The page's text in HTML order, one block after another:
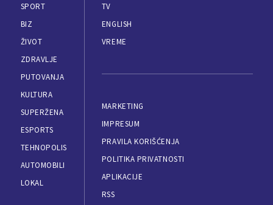
SPORT
BIZ
ŽIVOT
ZDRAVLJE
PUTOVANJA
KULTURA
SUPERŽENA
ESPORTS
TEHNOPOLIS
AUTOMOBILI
LOKAL
TV
ENGLISH
VREME
MARKETING
IMPRESUM
PRAVILA KORIŠĆENJA
POLITIKA PRIVATNOSTI
APLIKACIJE
RSS